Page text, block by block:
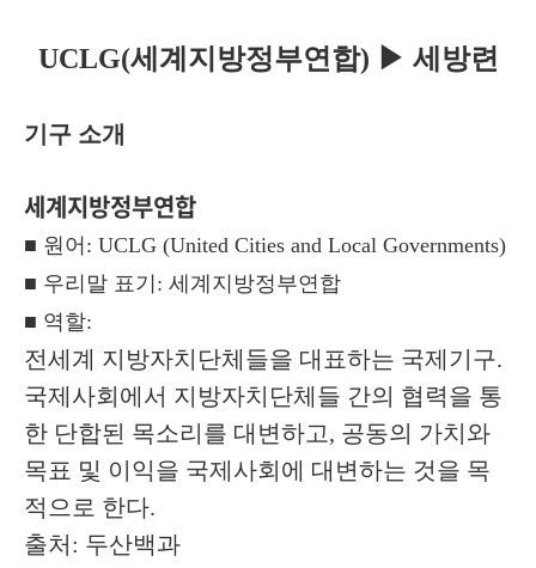
UCLG(세계지방정부연합) ▶ 세방련
기구 소개
세계지방정부연합
■ 원어: UCLG (United Cities and Local Governments)
■ 우리말 표기: 세계지방정부연합
■ 역할:
전세계 지방자치단체들을 대표하는 국제기구.
국제사회에서 지방자치단체들 간의 협력을 통
한 단합된 목소리를 대변하고, 공동의 가치와
목표 및 이익을 국제사회에 대변하는 것을 목
적으로 한다.
출처: 두산백과